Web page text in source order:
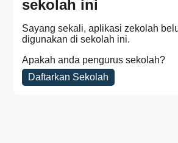
sekolah ini
Sayang sekali, aplikasi zekolah
digunakan di sekolah ini.
Apakah anda pengurus sekolah?
Daftarkan Sekolah